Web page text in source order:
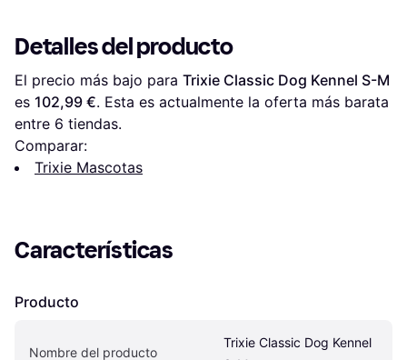
Detalles del producto
El precio más bajo para Trixie Classic Dog Kennel S-M
es 102,99 €. Esta es actualmente la oferta más barata
entre 6 tiendas.
Comparar:
Trixie Mascotas
Características
Producto
Nombre del producto
Trixie Classic Dog Kennel